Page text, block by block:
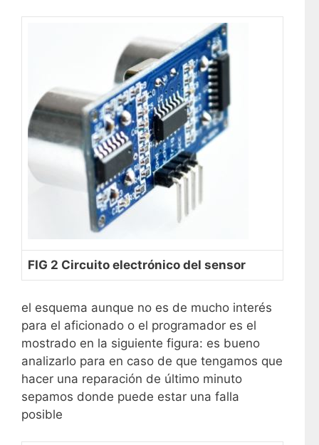
FIG 2 Circuito electrónico del sensor
el esquema aunque no es de mucho interés
para el aficionado o el programador es el
mostrado en la siguiente figura: es bueno
analizarlo para en caso de que tengamos que
hacer una reparación de último minuto
sepamos donde puede estar una falla
posible